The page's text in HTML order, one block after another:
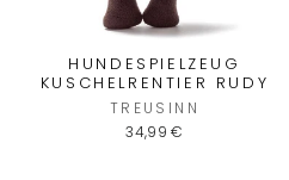
HUNDESPIELZEUG
KUSCHELRENTIER RUDY
TREUSINN
34,99 €